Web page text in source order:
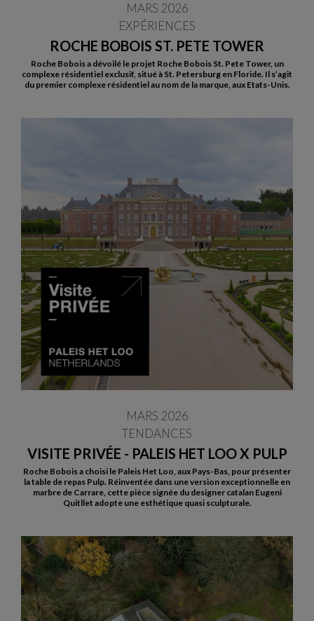
ROCHE BOBOIS ST. PETE TOWER
MARS 2026
EXPÉRIENCES
Roche Bobois a dévoilé le projet Roche Bobois St. Pete Tower, un
complexe résidentiel exclusif, situé à St. Petersburg en Floride. Il s’agit
du premier complexe résidentiel au nom de la marque, aux Etats-Unis.
VISITE PRIVÉE - PALEIS HET LOO X PULP
MARS 2026
TENDANCES
Roche Bobois a choisi le Paleis Het Loo, aux Pays-Bas, pour présenter
la table de repas Pulp. Réinventée dans une version exceptionnelle en
marbre de Carrare, cette pièce signée du designer catalan Eugeni
Quitllet adopte une esthétique quasi sculpturale.